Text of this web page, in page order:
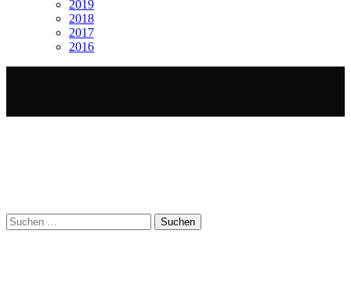
2019
2018
2017
2016
Suchen
nach: